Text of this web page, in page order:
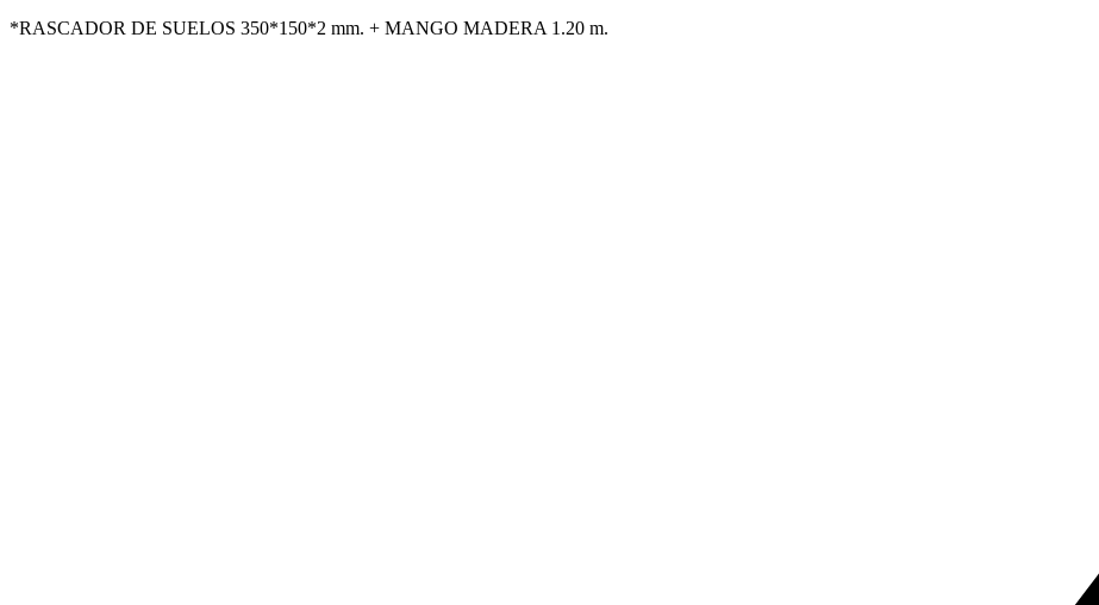
*RASCADOR DE SUELOS 350*150*2 mm. + MANGO MADERA 1.20 m.